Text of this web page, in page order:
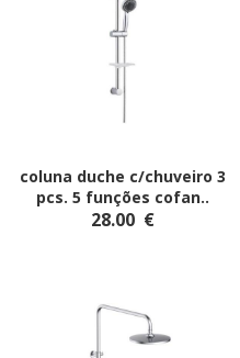
coluna duche c/chuveiro 3
pcs. 5 funções cofan..
28.00 €